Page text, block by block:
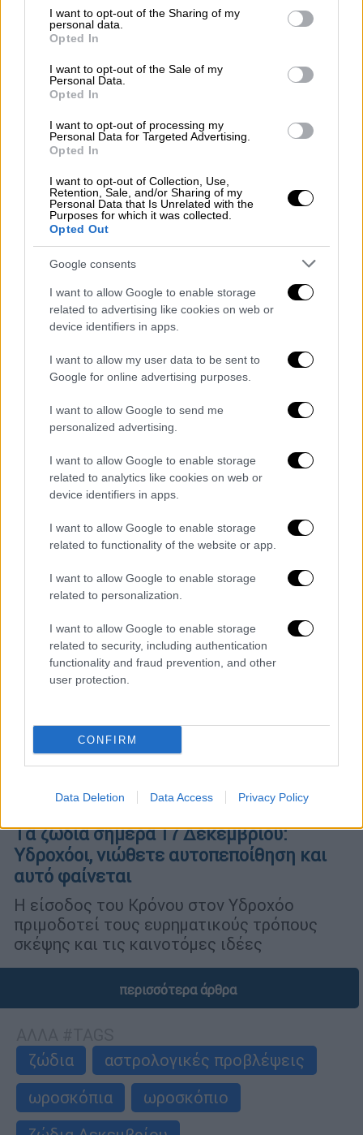
not limited to your visit or usage behaviour. You may click to
grant or deny consent to Google and its third-party tags to
use your data for below specified purposes in below Google
consent section.
I want to opt-out of the Sharing of my
personal data.
Opted In
I want to opt-out of the Sale of my
Personal Data.
Opted In
I want to opt-out of processing my
Personal Data for Targeted Advertising.
Opted In
I want to opt-out of Collection, Use,
Retention, Sale, and/or Sharing of my
Personal Data that Is Unrelated with the
Purposes for which it was collected.
Opted Out
Google consents
I want to allow Google to enable storage
related to advertising like cookies on web or
device identifiers in apps.
I want to allow my user data to be sent to
Google for online advertising purposes.
I want to allow Google to send me
personalized advertising.
I want to allow Google to enable storage
related to analytics like cookies on web or
device identifiers in apps.
I want to allow Google to enable storage
related to functionality of the website or app.
I want to allow Google to enable storage
related to personalization.
I want to allow Google to enable storage
related to security, including authentication
functionality and fraud prevention, and other
user protection.
CONFIRM
Data Deletion Data Access Privacy Policy
Lifestyle|30.12.2020 09:38
Ζώδια 2021 - Ετήσιες προβλέψεις: Το
σύμπαν γυρίζει τα «πάντα ανάποδα»
Οι ετήσιες προβλέψεις για τα ζώδια του
Tα ζώδια σήμερα 18 Δεκεμβρίου: Κριοί,
οικονομικές συμφωνίες σάς ανεβάζουν
τη διάθεση
Παραμονή της Σελήνης στον Υδροχόο με
αλλαγές
Tα ζώδια σήμερα 17 Δεκεμβρίου:
Υδροχόοι, νιώθετε αυτοπεποίθηση και
αυτό φαίνεται
Η είσοδος του Κρόνου στον Υδροχόο
πριμοδοτεί τους ευρηματικούς τρόπους
σκέψης και τις καινοτόμες ιδέες
περισσότερα άρθρα
ζώδια
αστρολογικές προβλέψεις
ωροσκόπια
ωροσκόπιο